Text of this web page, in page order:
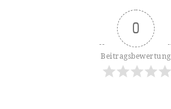
Beitragsnavigation
0
Beitragsbewertung